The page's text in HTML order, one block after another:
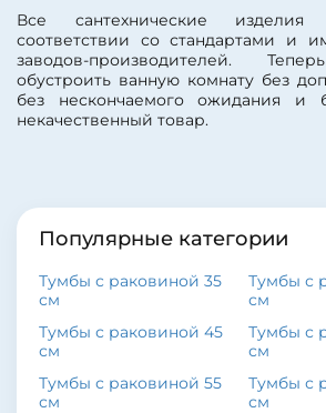
Все сантехнические
соответствии со стандартами и
заводов-производителей.
обустроить ванную комнату без
без нескончаемого ожидания и
некачественный товар.
Популярные категории
Тумбы с раковиной 35
см
Тумбы с
см
Тумбы с раковиной 45
см
Тумбы с
см
Тумбы с раковиной 55
см
Тумбы с
см